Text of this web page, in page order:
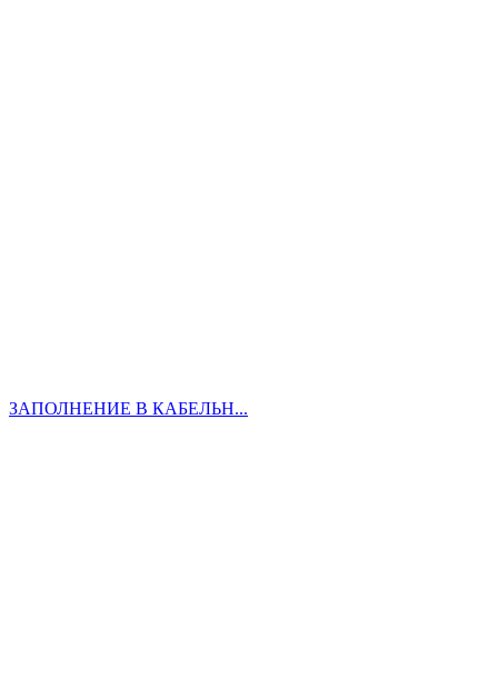
ЗАПОЛНЕНИЕ В КАБЕЛЬН...